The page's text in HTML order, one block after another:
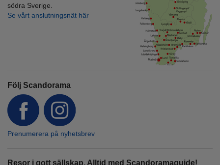
södra Sverige.
Se vårt anslutningsnät här
Följ Scandorama
Prenumerera på nyhetsbrev
Resor i gott sällskap. Alltid med Scandoramaguide!